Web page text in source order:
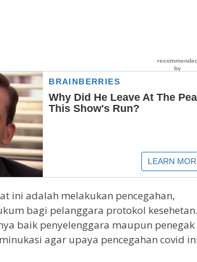
ini adalah melakukan pencegahan,
bagi pelanggara protokol
baik penyelenggara maupun
agar upaya pencegahan covid